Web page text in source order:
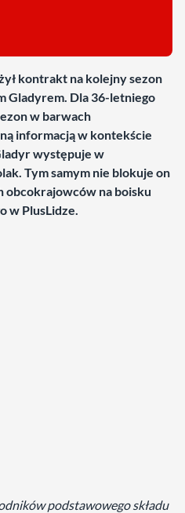
kontrakt na kolejny sezon
Gladyrem. Dla 36-letniego
w barwach
informacją w kontekście
występuje w
Tym samym nie blokuje on
obcokrajowców na boisku
w PlusLidze.
podstawowego składu